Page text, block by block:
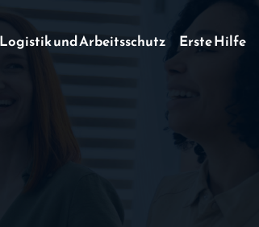
Logistik und Arbeitsschutz Erste Hilfe